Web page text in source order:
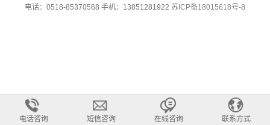
电话：0518-85370568 手机：13851281922 苏ICP备18015618号-8
电话咨询 短信咨询 在线咨询 联系方式